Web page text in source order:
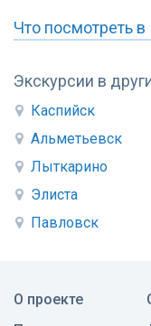
Экскурсии в
Каспийск
Альметьевск
Лыткарино
Элиста
Павловск
Что посмотреть в
О проекте